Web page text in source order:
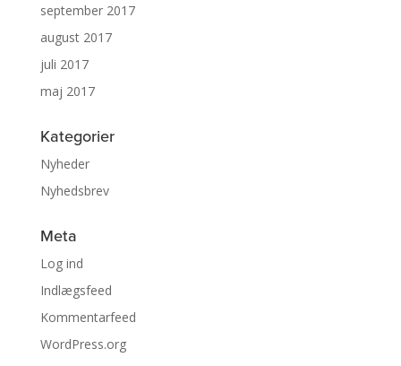
september 2017
august 2017
juli 2017
maj 2017
Kategorier
Nyheder
Nyhedsbrev
Meta
Log ind
Indlægsfeed
Kommentarfeed
WordPress.org